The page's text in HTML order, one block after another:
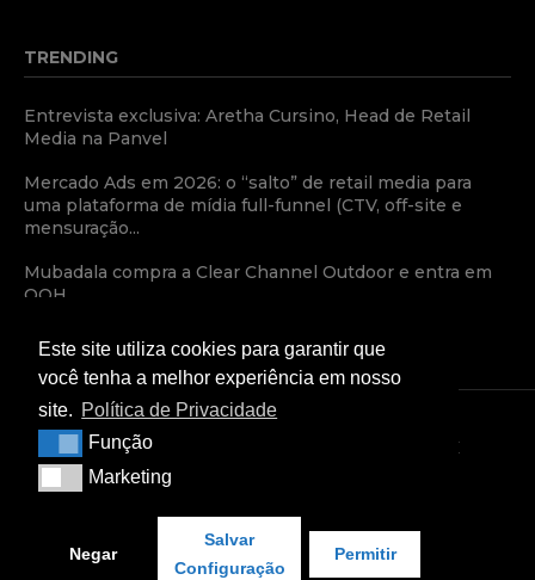
TRENDING
Entrevista exclusiva: Aretha Cursino, Head de Retail
Media na Panvel
Mercado Ads em 2026: o “salto” de retail media para
uma plataforma de mídia full-funnel (CTV, off-site e
mensuração...
Mubadala compra a Clear Channel Outdoor e entra em
OOH
TERMOS E CONDIÇÕES
POLÍTICA DE PRIVACIDADE
CONDIÇÕES COMERCIAIS
Copyright © 2024 — Retail Media News
Este site utiliza cookies para garantir que
você tenha a melhor experiência em nosso
site. Política de Privacidade
FunçãoFunção
MarketingMarketing
Negar
Salvar
Configuração
Permitir